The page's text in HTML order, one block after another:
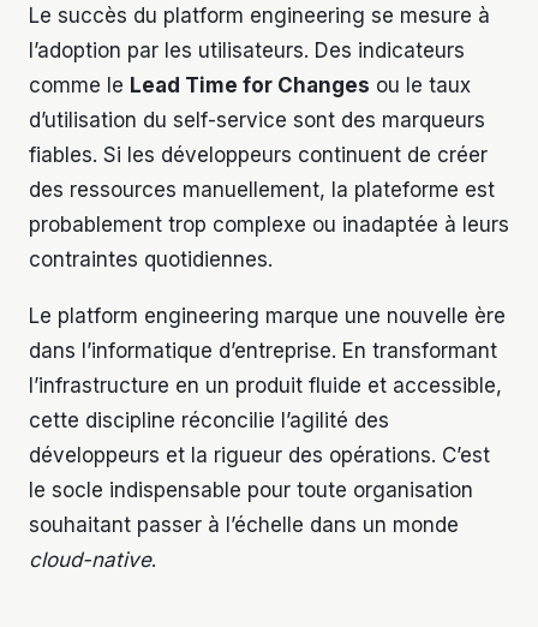
Le succès du platform engineering se mesure à
l’adoption par les utilisateurs. Des indicateurs
comme le Lead Time for Changes ou le taux
d’utilisation du self-service sont des marqueurs
fiables. Si les développeurs continuent de créer
des ressources manuellement, la plateforme est
probablement trop complexe ou inadaptée à leurs
contraintes quotidiennes.
Le platform engineering marque une nouvelle ère
dans l’informatique d’entreprise. En transformant
l’infrastructure en un produit fluide et accessible,
cette discipline réconcilie l’agilité des
développeurs et la rigueur des opérations. C’est
le socle indispensable pour toute organisation
souhaitant passer à l’échelle dans un monde
cloud-native.